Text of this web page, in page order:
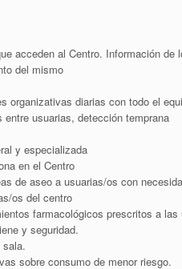
acceden al Centro. Información
del mismo
organizativas diarias con todo el
usuarias, detección temprana
y especializada
en el Centro
de aseo a usuarias/os con
os del centro
farmacológicos prescritos a las
y seguridad.
sala.
sobre consumo de menor riesgo.